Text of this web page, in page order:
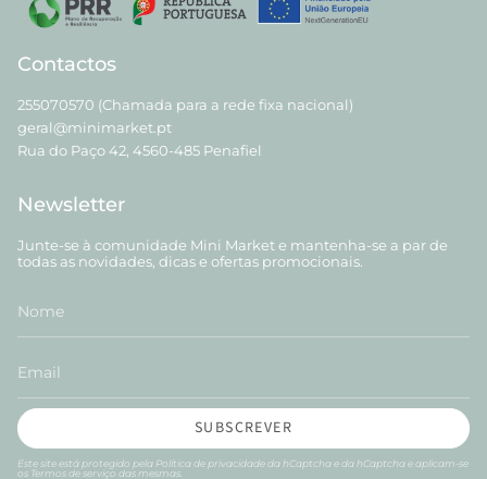
Contactos
255070570 (Chamada para a rede fixa nacional)
geral@minimarket.pt
Rua do Paço 42, 4560-485 Penafiel
Newsletter
Junte-se à comunidade Mini Market e mantenha-se a par de
todas as novidades, dicas e ofertas promocionais.
SUBSCREVER
Este site está protegido pela Política de privacidadeda hCaptcha e da hCaptcha e aplicam-se
os Termos de serviço das mesmas.